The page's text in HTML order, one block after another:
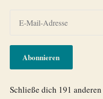
Abonnieren
Schließe dich 191